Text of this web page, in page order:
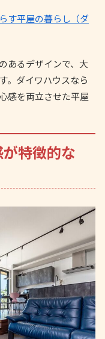
す平屋の暮らし（ダ
あるデザインで、大
。ダイワハウスなら
感を両立させた平屋
特徴的な